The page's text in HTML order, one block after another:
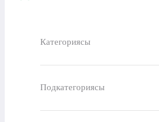
Категориясы
Подкатегориясы